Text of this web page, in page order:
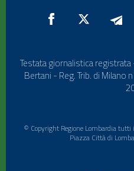
Testata giornalistica
Bertani - Reg. Trib. di
© Copyright Regione Lombardia
Piazza Città di